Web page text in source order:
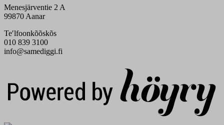
Menesjärventie 2 A
99870 Aanar
Teʹlfoonkõõskõs
010 839 3100
info@samediggi.fi